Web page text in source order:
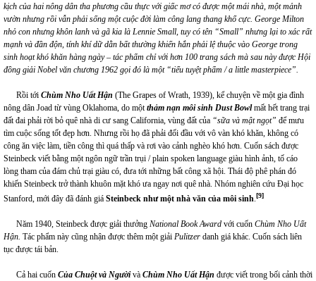
kịch của hai nông dân tha phương cầu thực với giấc mơ có được một mái nhà, một mảnh
vườn nhưng rồi vẫn phải sống một cuộc đời làm công lang thang khổ cực. George Milton
nhỏ con nhưng khôn lanh và gã kia là Lennie Small, tuy có tên “Small” nhưng lại to xác rất
mạnh và đần độn, tính khí dữ dằn bất thường khiến hắn phải lệ thuộc vào George trong
sinh hoạt khó khăn hàng ngày – tác phẩm chỉ với hơn 100 trang sách mà sau này được Hội
đồng giải Nobel văn chương 1962 gọi đó là một “tiểu tuyệt phẩm / a little masterpiece”.
Rồi tới Chùm Nho Uất Hận (The Grapes of Wrath, 1939), kể chuyện về một gia đình
nông dân Joad từ vùng Oklahoma, do mộtthảm nạn môi sinh Dust Bowlmất hết trang trại
đất đai phải rời bỏ quê nhà di cư sang California, vùng đất của “sữa và mật ngọt” để mưu
tìm cuộc sống tốt đẹp hơn. Nhưng rồi họ đã phải đối đầu với vô vàn khó khăn, không có
công ăn việc làm, tiền công thì quá thấp và rơi vào cảnh nghèo khó hơn. Cuốn sách được
Steinbeck viết bằng một ngôn ngữ trần trụi / plain spoken language giàu hình ảnh, tố cáo
lòng tham của đám chủ trại giàu có, đưa tới những bất công xã hội. Thái độ phê phán đó
khiến Steinbeck trở thành khuôn mặt khó ưa ngay nơi quê nhà. Nhóm nghiên cứu Đại học
Stanford, mới đây đã đánh giá Steinbeck như một nhà văn của môi sinh.[9]
Năm 1940, Steinbeck được giải thưởng National Book Award với cuốn Chùm Nho Uất
Hận. Tác phẩm này cũng nhận được thêm một giải Pulitzer danh giá khác. Cuốn sách liên
tục được tái bản.
Cả hai cuốn Của Chuột và Ngườivà Chùm Nho Uất Hận được viết trong bối cảnh thời